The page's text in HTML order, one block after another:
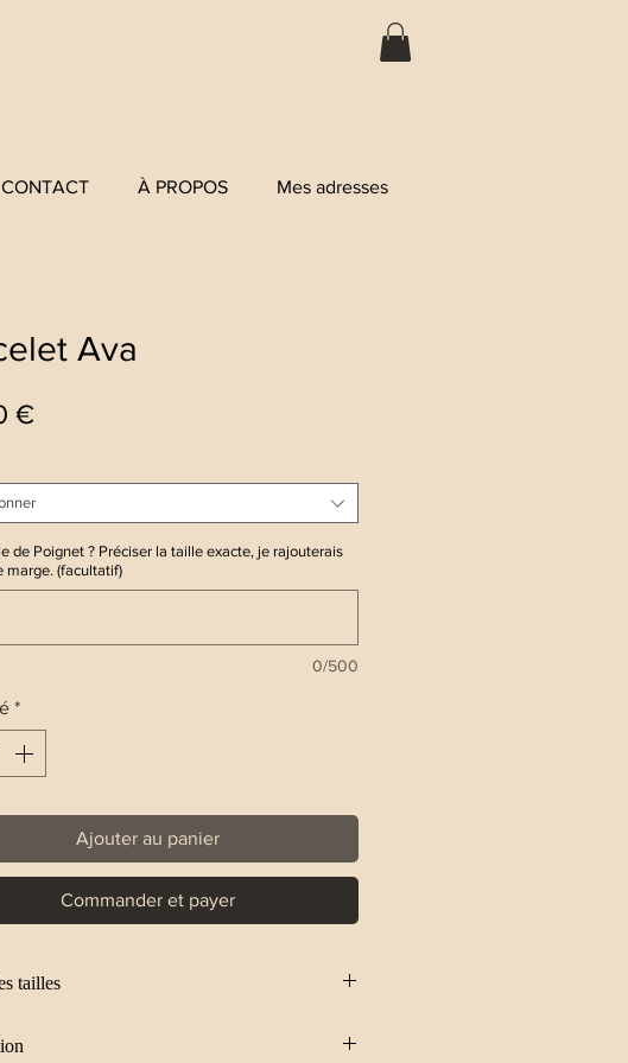
CONTACT À PROPOS Mes adresses
Ava
€Prix
de Poignet ? Préciser la taille exacte, je rajouterais
marge. (facultatif)
0/500
*
Ajouter au panier
Commander et payer
tailles